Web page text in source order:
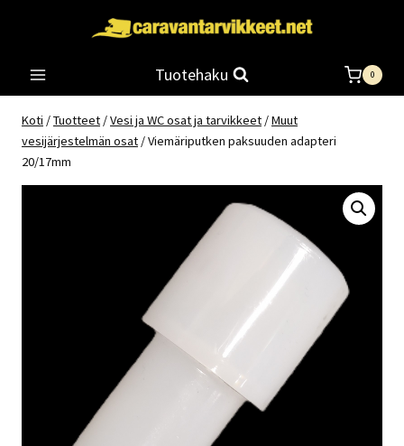
Tuotehaku 0
Koti /Tuotteet /Vesi ja WC osat ja tarvikkeet /Muut
vesijärjestelmän osat /Viemäriputken paksuuden adapteri
20/17mm